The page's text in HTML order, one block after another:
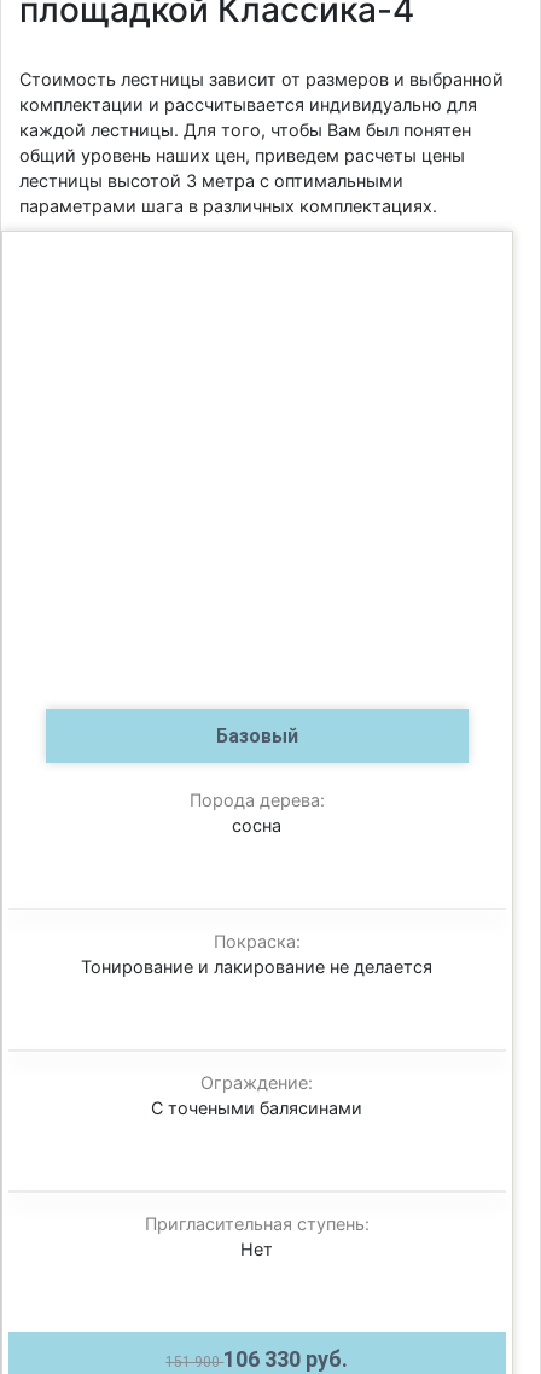
площадкой Классика-4
Стоимость лестницы зависит от размеров и выбранной
комплектации и рассчитывается индивидуально для
каждой лестницы. Для того, чтобы Вам был понятен
общий уровень наших цен, приведем расчеты цены
лестницы высотой 3 метра с оптимальными
параметрами шага в различных комплектациях.
Базовый
Порода дерева:
сосна
Покраска:
Тонирование и лакирование не делается
Ограждение:
С точеными балясинами
Пригласительная ступень:
Нет
151 900106 330 руб.